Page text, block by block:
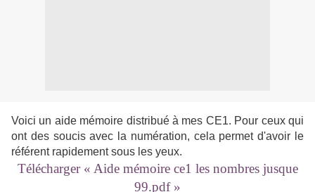
Voici un aide mémoire distribué à mes CE1. Pour ceux qui
ont des soucis avec la numération, cela permet d'avoir le
référent rapidement sous les yeux.
Télécharger « Aide mémoire ce1 les nombres jusque
99.pdf »